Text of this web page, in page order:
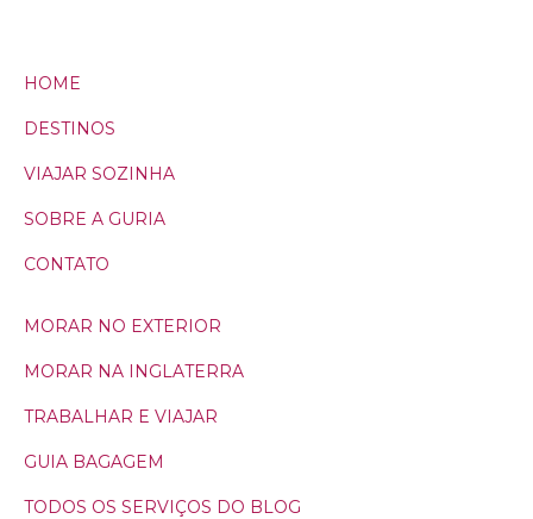
HOME
DESTINOS
VIAJAR SOZINHA
SOBRE A GURIA
CONTATO
MORAR NO EXTERIOR
MORAR NA INGLATERRA
TRABALHAR E VIAJAR
GUIA BAGAGEM
TODOS OS SERVIÇOS DO BLOG